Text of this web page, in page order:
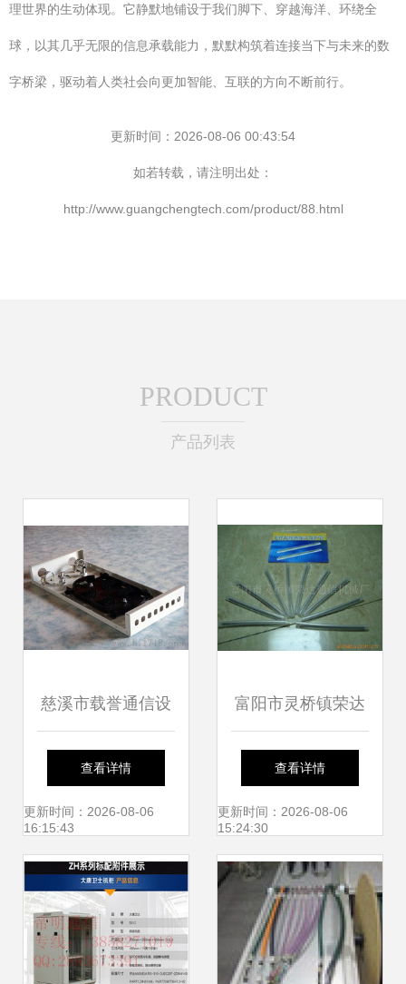
理世界的生动体现。它静默地铺设于我们脚下、穿越海洋、环绕全
球，以其几乎无限的信息承载能力，默默构筑着连接当下与未来的数
字桥梁，驱动着人类社会向更加智能、互联的方向不断前行。
更新时间：2026-08-06 00:43:54
如若转载，请注明出处：
http://www.guangchengtech.com/product/88.html
PRODUCT
产品列表
慈溪市载誉通信设
备厂 24芯光缆终端
盒高清细节图解析
查看详情
更新时间：2026-08-06
16:15:43
富阳市灵桥镇荣达
通信机械厂 光纤跳
线产品列表及特性
解析
查看详情
更新时间：2026-08-06
15:24:30